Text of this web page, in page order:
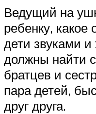
Ведущий на
ребенку,
дети звуками
должны найти
братцев и
пара детей,
друг друга.